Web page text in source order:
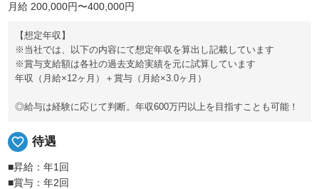
月給 200,000円〜400,000円
【想定年収】
※当社では、以下の内容にて想定年収を算出し記載しています
※賞与支給額は各社の過去支給実績を元に試算しています
年収（月給×12ヶ月）＋賞与（月給×3.0ヶ月）
◎給与は経験に応じて判断。年収600万円以上を目指すことも可能！
favorite_border 待遇
■昇給：年1回
■賞与：年2回